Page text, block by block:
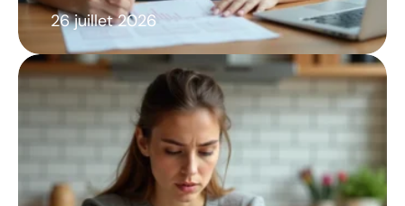
26 juillet 2026